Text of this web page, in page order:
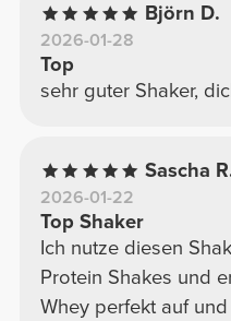
Björn D.
2026-01-28
Top
sehr guter Shaker,
Sascha
2026-01-22
Top Shaker
Ich nutze diesen
Protein Shakes und
Whey perfekt auf